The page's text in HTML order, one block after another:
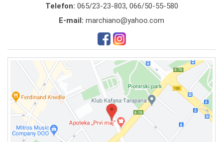
Telefon: 065/23-23-803, 066/50-55-580
E-mail: marchiano@yahoo.com